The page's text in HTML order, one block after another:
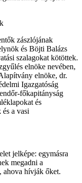
zászlójának
és Böjti Balázs
szalagokat kötöttek.
elnöke nevében,
elnöke, dr.
Igazgatóság
főkapitányság
és
a vasi
jelképe: egymásra
megadni a
ahova hívják őket.